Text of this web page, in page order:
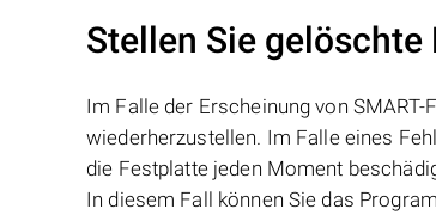
Stellen Sie
Im Falle der Erscheinung von
wiederherzustellen. Im Falle eines
die Festplatte jeden Moment
In diesem Fall können Sie das